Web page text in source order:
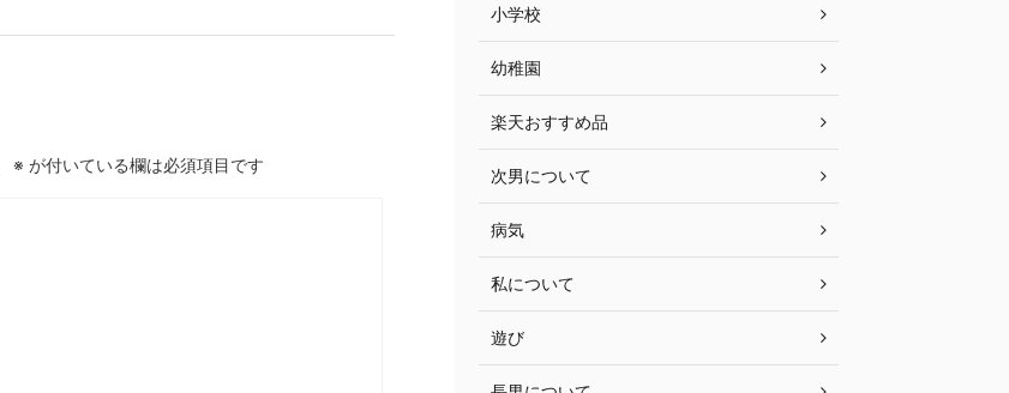
※ が付いている欄は必須項目です
小学校
幼稚園
楽天おすすめ品
次男について
病気
私について
遊び